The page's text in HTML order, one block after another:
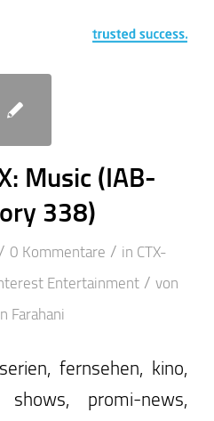
Music (IAB-
338)
/ 0 Kommentare / in CTX-
Entertainment / von
Farahani
fernsehen, kino,
shows, promi-news,